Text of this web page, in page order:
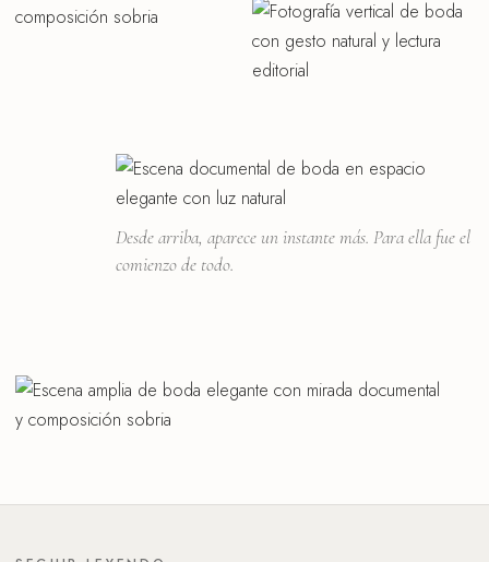
Desde arriba, aparece un instante más. Para ella fue el
comienzo de todo.